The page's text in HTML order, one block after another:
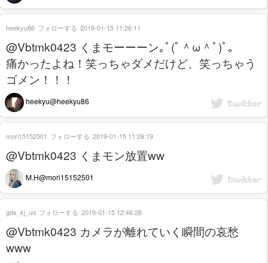
@Vbtmk0423 くまモーーーン｡ﾟ(ﾟ＾ω＾ﾟ)ﾟ｡
痛かったよね！笑っちゃダメだけど、笑っちゃう
ゴメン！！！
heekyu@heekyu86
heekyu86 フォローする 2019-01-15 11:26:11
@Vbtmk0423 くまモン放置ww
M.H@mori15152501
mori15152501 フォローする 2019-01-15 11:28:19
@Vbtmk0423 カメラが離れていく瞬間の哀愁
www
gds_kj_ud フォローする 2019-01-15 12:46:28